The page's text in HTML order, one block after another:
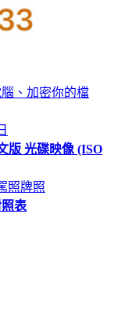
、加密你的檔
版 光碟映像 (ISO
照牌照
表